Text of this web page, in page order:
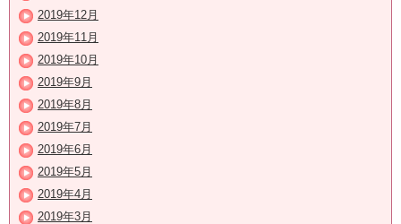
2019年12月
2019年11月
2019年10月
2019年9月
2019年8月
2019年7月
2019年6月
2019年5月
2019年4月
2019年3月